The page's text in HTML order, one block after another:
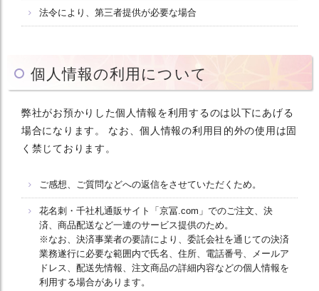
法令により、第三者提供が必要な場合
個人情報の利用について
弊社がお預かりした個人情報を利用するのは以下にあげる
場合になります。 なお、個人情報の利用目的外の使用は固
く禁じております。
ご感想、ご質問などへの返信をさせていただくため。
花名刺・千社札通販サイト「京冨.com」でのご注文、決
済、商品配送など一連のサービス提供のため。
※なお、決済事業者の要請により、委託会社を通じての決済
業務遂行に必要な範囲内で氏名、住所、電話番号、メールア
ドレス、配送先情報、注文商品の詳細内容などの個人情報を
利用する場合があります。